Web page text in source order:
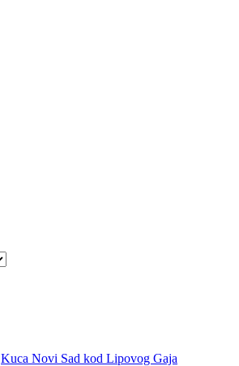
Kuca Novi Sad kod Lipovog Gaja